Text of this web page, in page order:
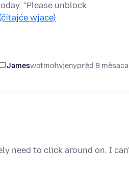
"Please unblock
wjace)
Jameswotmołwjenypřed 8
need to click around on. I